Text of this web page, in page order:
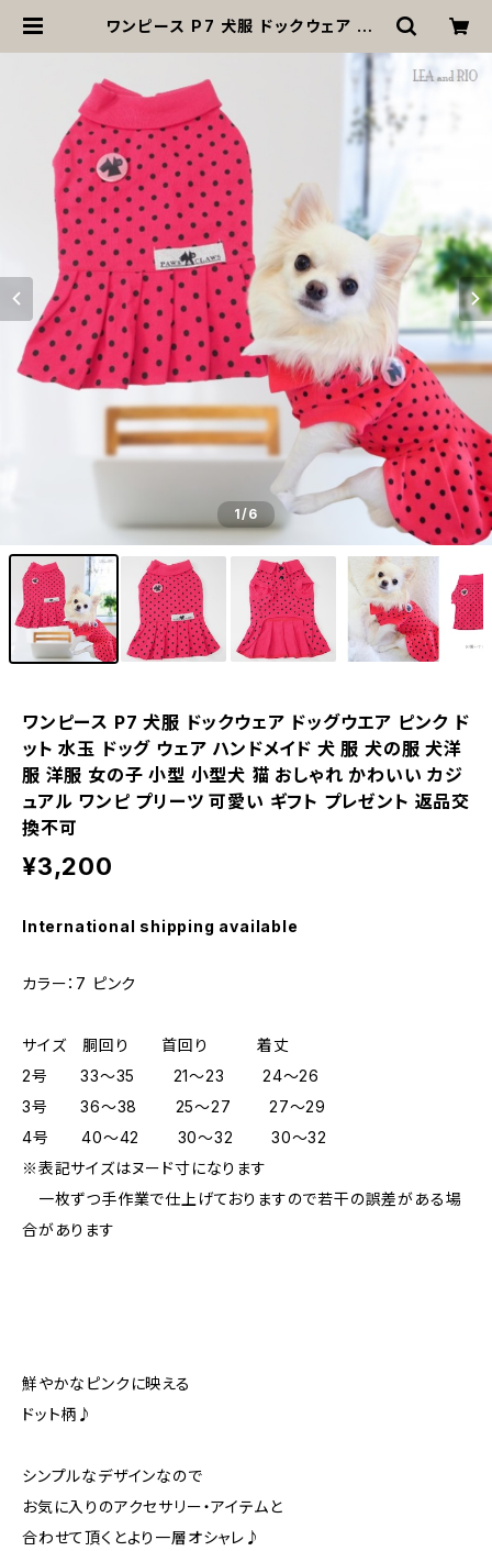
ワンピース P7 犬服 ドックウェア ドッ
ェア ハンドメイド 犬 服 犬の服 犬洋
服 洋服 女の子 小型 小型犬 猫 おしゃ
れ かわいい カジュアル ワンピ プリー
ツ 可愛い ギフト プレゼント 返品交換
不可 | MOANA
1/6
ワンピース P7 犬服 ドックウェア ドッグウエア ピンク ド
ット 水玉 ドッグ ウェア ハンドメイド 犬 服 犬の服 犬洋
服 洋服 女の子 小型 小型犬 猫 おしゃれ かわいい カジ
ュアル ワンピ プリーツ 可愛い ギフト プレゼント 返品交
換不可
¥3,200
International shipping available
カラー：7 ピンク
サイズ 胴回り 首回り 着丈
2号 33～35 21～23 24～26
3号 36～38 25～27 27～29
4号 40～42 30～32 30～32
※表記サイズはヌード寸になります
一枚ずつ手作業で仕上げておりますので若干の誤差がある場
合があります
鮮やかなピンクに映える
ドット柄♪
シンプルなデザインなので
お気に入りのアクセサリー・アイテムと
合わせて頂くとより一層オシャレ♪